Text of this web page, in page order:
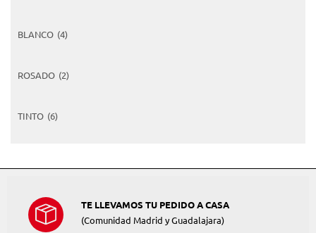
BLANCO (4)
ROSADO (2)
TINTO (6)
TE LLEVAMOS TU PEDIDO A CASA
(Comunidad Madrid y Guadalajara)